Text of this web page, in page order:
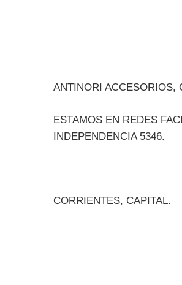
ANTINORI ACCESORIOS,
ESTAMOS EN REDES
INDEPENDENCIA 5346.
CORRIENTES, CAPITAL.